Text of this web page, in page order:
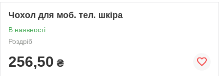
Чохол для моб. тел. шкіра
В наявності
Роздріб
256,50 ₴